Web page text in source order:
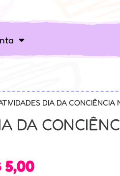
DIA DA CONCIÊNCIA
DA
5,00